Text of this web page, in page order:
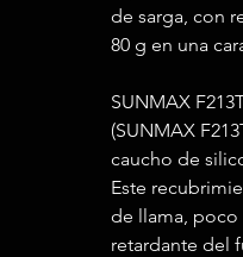
de sarga, con
80 g en una
SUNMAX
(SUNMAX
caucho de
Este
de llama, poco
retardante del